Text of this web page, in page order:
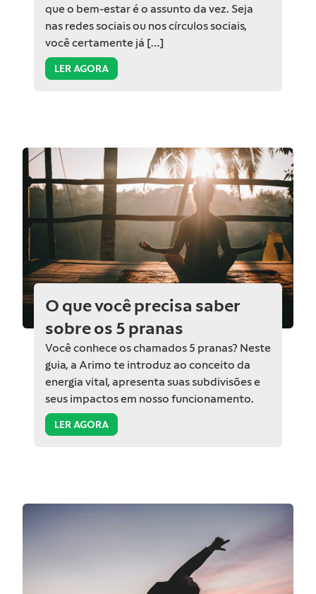
que o bem-estar é o assunto da vez. Seja
nas redes sociais ou nos círculos sociais,
você certamente já […]
LER AGORA
O que você precisa saber
sobre os 5 pranas
Você conhece os chamados 5 pranas? Neste
guia, a Arimo te introduz ao conceito da
energia vital, apresenta suas subdivisões e
seus impactos em nosso funcionamento.
LER AGORA